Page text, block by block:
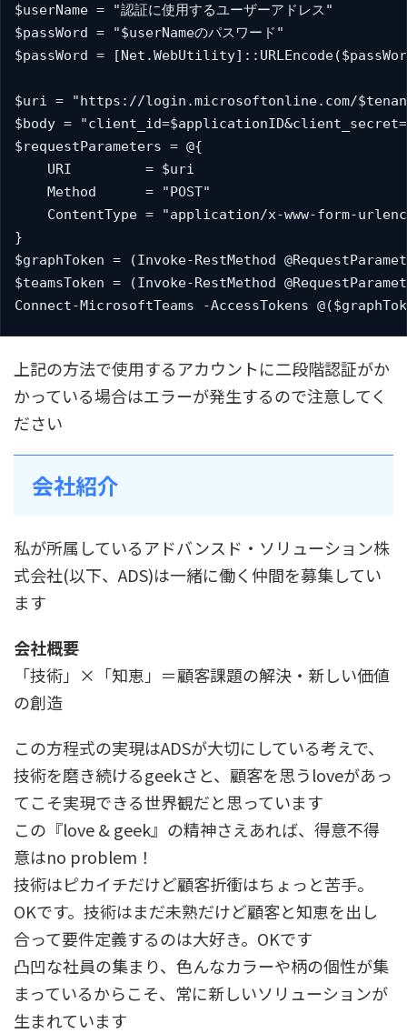
$userName = "認証に使用するユーザーアドレス"
$passWord = "$userNameのパスワード"
$passWord =
$uri = "https://login.microsoftonline.com/
$body =
$requestParameters = @{
    URI         = $uri
    Method      = "POST"
ContentType = "application/x-www-form-
}
$graphToken = (Invoke-RestMethod
$teamsToken = (Invoke-RestMethod
Connect-MicrosoftTeams -AccessTokens
上記の方法で使用するアカウントに二段階認証がか
かっている場合はエラーが発生するので注意してく
ださい
会社紹介
私が所属しているアドバンスド・ソリューション株
式会社(以下、ADS)は一緒に働く仲間を募集してい
ます
会社概要
「技術」×「知恵」＝顧客課題の解決・新しい価値
の創造
この方程式の実現はADSが大切にしている考えで、
技術を磨き続けるgeekさと、顧客を思うloveがあっ
てこそ実現できる世界観だと思っています
この『love & geek』の精神さえあれば、得意不得
意はno problem！
技術はピカイチだけど顧客折衝はちょっと苦手。
OKです。技術はまだ未熟だけど顧客と知恵を出し
合って要件定義するのは大好き。OKです
凸凹な社員の集まり、色んなカラーや柄の個性が集
まっているからこそ、常に新しいソリューションが
生まれています